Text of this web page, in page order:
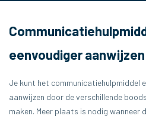
eenvoudiger aanwijzen
Je kunt het communicatiehulpmiddel
aanwijzen door de verschillende
maken. Meer plaats is nodig wanneer